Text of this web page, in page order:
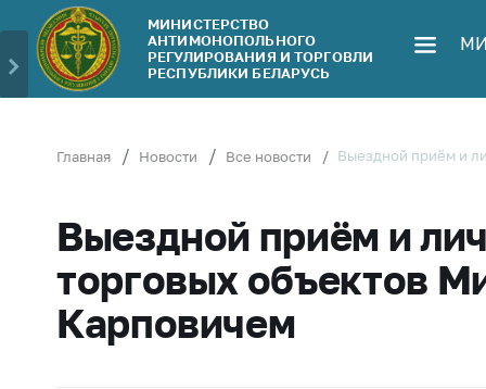
Министерство
Руководство
Министерства
Законодательство
Антикоррупционная
деятельность
МИНИСТЕРСТВО
АНТИМОНОПОЛЬНОГО
РЕГУЛИРОВАНИЯ И ТОРГОВЛИ
РЕСПУБЛИКИ БЕЛАРУСЬ
Главная Новости Все новости Выездной приём и
Выездной приём и
торговых объектов
Карповичем